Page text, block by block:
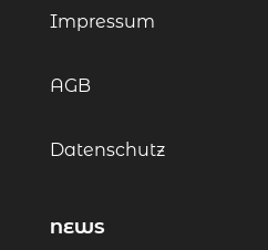
Impressum
AGB
Datenschutz
NEWS